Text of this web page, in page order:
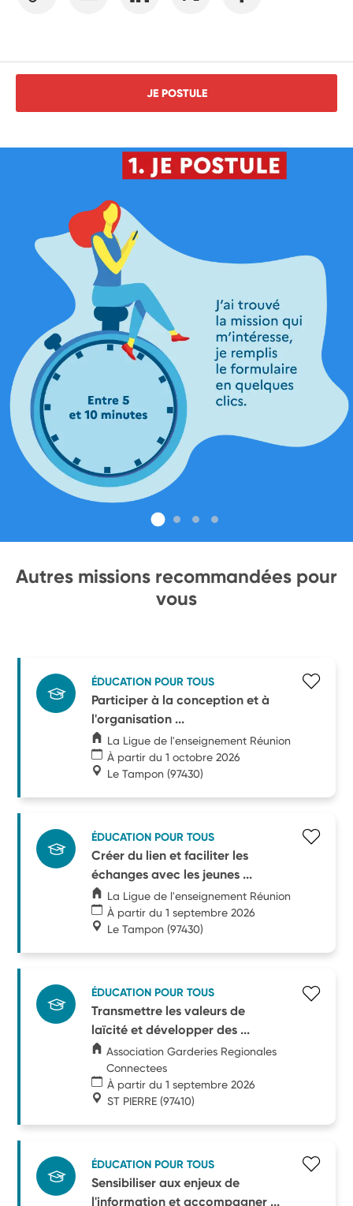
JE POSTULE
Autres missions recommandées pour
vous
ÉDUCATION POUR TOUS
Participer à la conception et à
l'organisation ...
La Ligue de l'enseignement Réunion
À partir du 1 octobre 2026
Le Tampon (97430)
ÉDUCATION POUR TOUS
Créer du lien et faciliter les
échanges avec les jeunes ...
La Ligue de l'enseignement Réunion
À partir du 1 septembre 2026
Le Tampon (97430)
ÉDUCATION POUR TOUS
Transmettre les valeurs de
laïcité et développer des ...
Association Garderies Regionales
Connectees
À partir du 1 septembre 2026
ST PIERRE (97410)
ÉDUCATION POUR TOUS
Sensibiliser aux enjeux de
l'information et accompagner ...